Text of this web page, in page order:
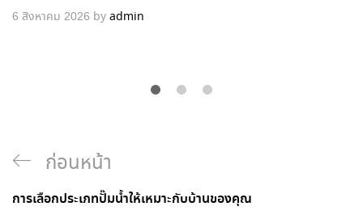
6 สิงหาคม 2026 by admin
ก่อนหน้า
การเลือกประเภทปั๊มน้ำให้เหมาะกับบ้านของคุณ